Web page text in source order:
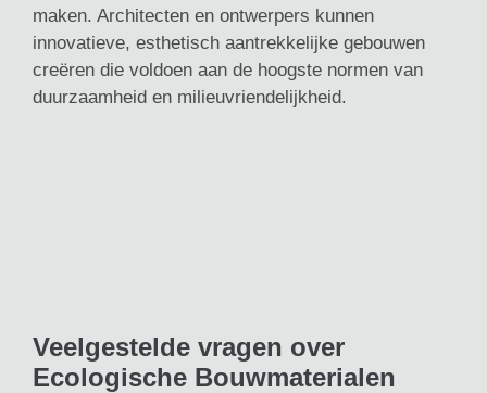
maken. Architecten en ontwerpers kunnen
innovatieve, esthetisch aantrekkelijke gebouwen
creëren die voldoen aan de hoogste normen van
duurzaamheid en milieuvriendelijkheid.
Veelgestelde vragen over
Ecologische Bouwmaterialen